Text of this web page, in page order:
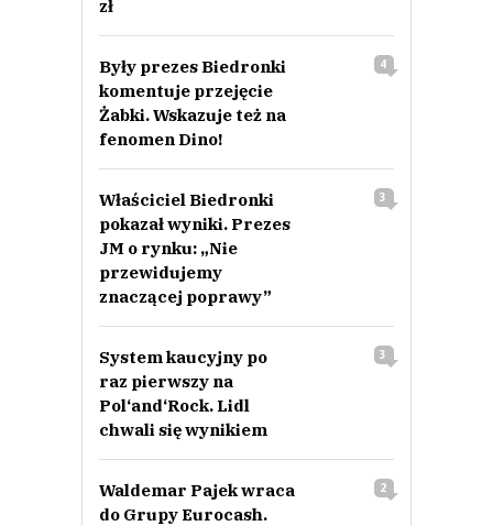
zł
Były prezes Biedronki
komentuje przejęcie
Żabki. Wskazuje też na
fenomen Dino!
4
Właściciel Biedronki
pokazał wyniki. Prezes
JM o rynku: „Nie
przewidujemy
znaczącej poprawy”
3
System kaucyjny po
raz pierwszy na
Pol‘and‘Rock. Lidl
chwali się wynikiem
3
Waldemar Pajek wraca
do Grupy Eurocash.
2